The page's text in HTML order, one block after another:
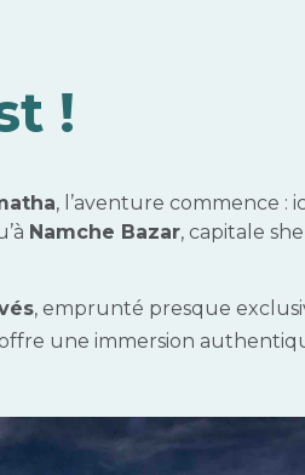
!
, l’aventure commence :
Namche Bazar, capitale
, emprunté presque
une immersion